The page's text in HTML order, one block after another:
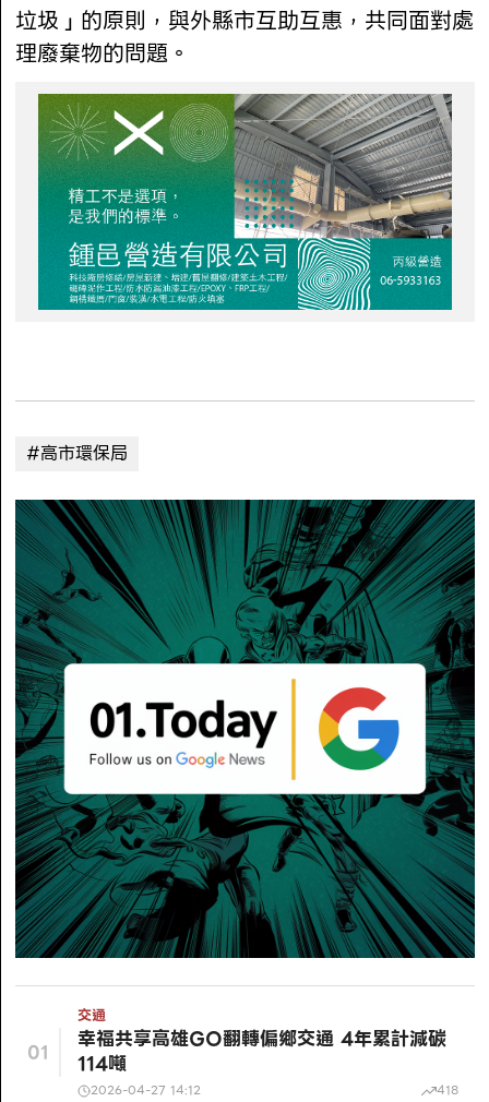
垃圾」的原則，與外縣市互助互惠，共同面對處
理廢棄物的問題。
#高市環保局
01
交通
幸福共享高雄GO翻轉偏鄉交通 4年累計減碳
114噸
2026-04-27 14:12 418